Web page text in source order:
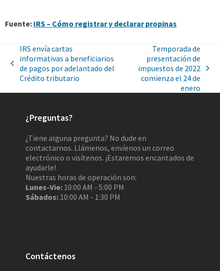
Fuente: IRS – Cómo registrar y declarar propinas
IRS envía cartas
informativas a beneficiarios
de pagos por adelantado del
Crédito tributario
Temporada de
presentación de
impuestos de 2022
comienza el 24 de
enero
¿Preguntas?
¿Tiene alguna pregunta? No dude en
contactarnos. Llámenos, envíenos un correo
electrónico o visítenos. ¡Estaremos encantados de
ayudarle!
Nuestras horas de operación son:
Lunes-Vie: 10:00 AM - 5:00 PM
Sábados: 10:00 AM - 1:30 PM
Contáctenos